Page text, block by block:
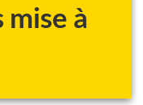
mise à